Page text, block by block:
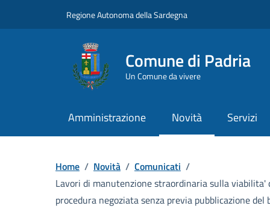
Regione Autonoma della Sardegna
Comune di Padria
Un Comune da vivere
Amministrazione Novità Servizi
Home / Novità / Comunicati /
Lavori di manutenzione straordinaria sulla
procedura negoziata senza previa pubblicazione del